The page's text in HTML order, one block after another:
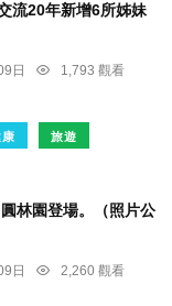
流20年新增6所姊妹
日
1,793 觀看
旅遊
林園登場。（照片公
日
2,260 觀看